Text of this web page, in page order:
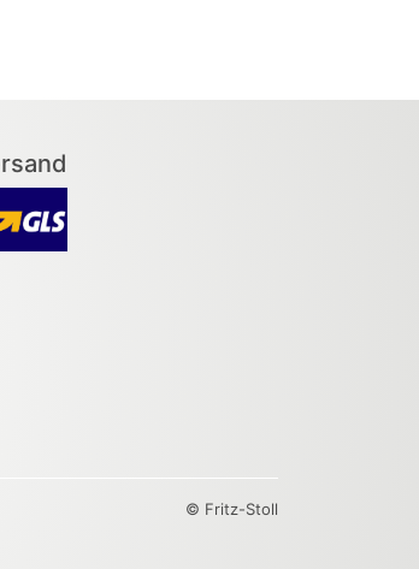
© Fritz-Stoll